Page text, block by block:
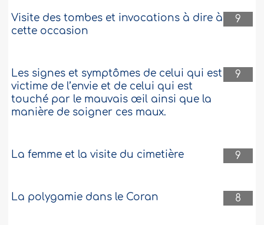
9
Visite des tombes et invocations à dire à
cette occasion
9
Les signes et symptômes de celui qui est
victime de l’envie et de celui qui est
touché par le mauvais œil ainsi que la
manière de soigner ces maux.
9
La femme et la visite du cimetière
8
La polygamie dans le Coran